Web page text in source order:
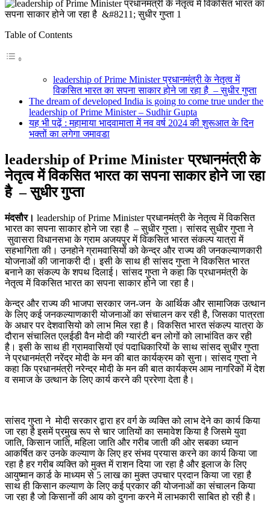
Table of Contents
leadership of Prime Minister प्रधानमंत्री के नेतृत्व में
विकसित भारत का सपना साकार होने जा रहा है – सुधीर गुप्ता
The dream of developed India is going to come true under the
leadership of Prime Minister – Sudhir Gupta
यह भी पढ़ें : महामाया भादवामाता में नव वर्ष 2024 की शुरूआत के दिन
भक्तों का लगेगा जमावडा
leadership of Prime Minister प्रधानमंत्री के
नेतृत्व में विकसित भारत का सपना साकार होने जा रहा
है – सुधीर गुप्ता
मंदसौर। leadership of Prime Minister प्रधानमंत्री के नेतृत्व में विकसित
भारत का सपना साकार होने जा रहा है – सुधीर गुप्ता। सांसद सुधीर गुप्ता ने
सुवासरा विधानसभा के ग्राम अजयपुर में विकसित भारत संकल्प यात्रा में
सहभागिता की। उनहोने ग्रामवासियों को केन्द्र और राज्य की जनकल्याणकारी
योजनाओं की जानाकरी दी। इसी के साथ ही सांसद गुप्ता ने विकसित भारत
बनाने का संकल्प के शपथ दिलाई। सांसद गुप्ता ने कहा कि प्रधानमंत्री के
नेतृत्व में विकसित भारत का सपना साकार होने जा रहा है।
केन्द्र और राज्य की भाजपा सरकार जन-जन के आर्थिक और सामाजिक उत्थान
के लिए कई जनकल्याणकारी योजनाओं का संचालन कर रही है, जिसका पात्रता
के अधार पर देशवासियो को लाभ मिल रहा है। विकसित भारत संकल्प यात्रा के
दौरान संचालित एलईडी वैन मोदी की ग्यारंटी बन लोगों को लाभांवित कर रही
है। इसी के साथ ही ग्रामवासियों एवं पदाधिकारियों के साथ सांसद सुधीर गुप्ता
ने प्रधानमंत्री नरेंद्र मोदी के मन की बात कार्यक्रम को सुना। सांसद गुप्ता ने
कहा कि प्रधानमंत्री नरेन्द्र मोदी के मन की बात कार्यक्रम आम नागरिकों में देश
व समाज के उत्थान के लिए कार्य करने की प्ररेणा देता है।
सांसद गुप्ता ने मोदी सरकार द्वारा हर वर्ग के व्यक्ति को लाभ देने का कार्य किया
जा रहा है इसमें प्रमुख रूप से चार जातियों का समावेश किया है जिसमे युवा
जाति, किसान जाति, महिला जाति और गरीब जाती की ओर सबका ध्यान
आकर्षित कर उनके कल्याण के लिए हर संभव प्रयास करने का कार्य किया जा
रहा है हर गरीब व्यक्ति को मुक्त में राशन दिया जा रहा है और इलाज के लिए
आयुष्मान कार्ड के माध्यम से 5 लाख का मुक्त उपचार प्रदान किया जा रहा है
साथ ही किसान कल्याण के लिए कई प्रकार की योजनाओं का संचालन किया
जा रहा है जो किसानों की आय को दुगना करने में लाभकारी साबित हो रही है।